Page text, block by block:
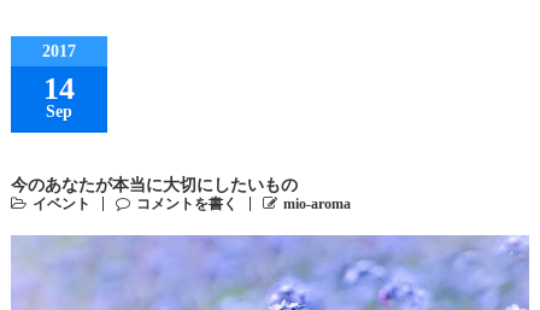
2017
14
Sep
今のあなたが本当に大切にしたいもの
イベント コメントを書く mio-aroma